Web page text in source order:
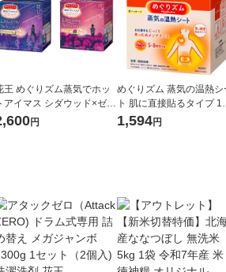
王 めぐりズム蒸気でホッ
アイマス シダウッド×ゼラ
ウム 2種セット 1箱（１２
枚入）×2
円
めぐりズム 蒸気の温熱シ
ト 肌に直接貼るタイプ 1箱
（16枚入）花王
1,594円